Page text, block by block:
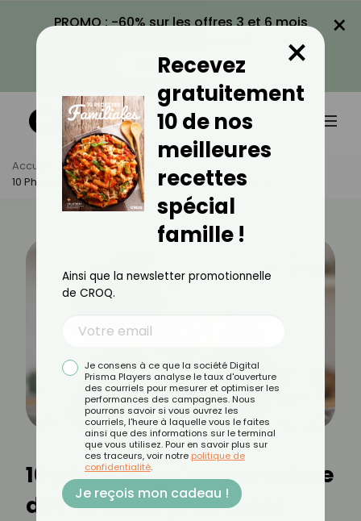
PROMO : -60% sur les offres 3 et 6 mois
VOIR LA PROMO
×
Accueil Actus
Famille
10 Phrases Qu’un Parent Ne Devrait Plus Prononcer
10 phrases qu’un parent ne
devrait plus prononcer
Recevez
gratuitement
10 de nos
meilleures
recettes
spécial
famille !
×
Ainsi que la newsletter promotionnelle
de CROQ.
Je consens à ce que la société Digital
Prisma Players analyse le taux d'ouverture
des courriels pour mesurer et optimiser les
performances des campagnes. Nous
pourrons savoir si vous ouvrez les
courriels, l'heure à laquelle vous le faites
ainsi que des informations sur le terminal
que vous utilisez. Pour en savoir plus sur
ces traceurs, voir notre politique de
confidentialité.
Je reçois mon cadeau !